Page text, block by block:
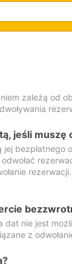
zależą od
jeśli muszę
bezpłatnego
nie jest
z